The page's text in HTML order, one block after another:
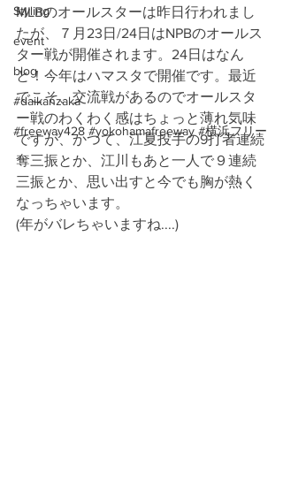
Styling
event
blog
#daikanzaka
#freeway428 #yokohamafreeway #横浜フリー
MLBのオールスターは昨日行われまし
たが、７月23日/24日はNPBのオールス
ター戦が開催されます。24日はなん
と！今年はハマスタで開催です。最近
でこそ、交流戦があるのでオールスタ
ー戦のわくわく感はちょっと薄れ気味
ですが、かつて、江夏投手の9打者連続
奪三振とか、江川もあと一人で９連続
三振とか、思い出すと今でも胸が熱く
なっちゃいます。
(年がバレちゃいますね....)